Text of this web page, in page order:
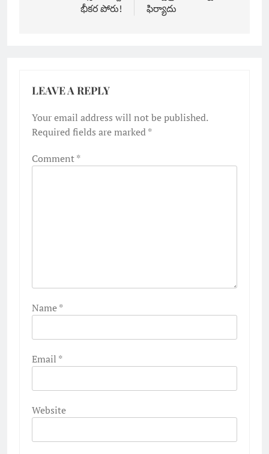
భీకర పోరు!
ఫిర్యాదు
LEAVE A REPLY
Your email address will not be published.
Required fields are marked*
Comment*
Name*
Email *
Website